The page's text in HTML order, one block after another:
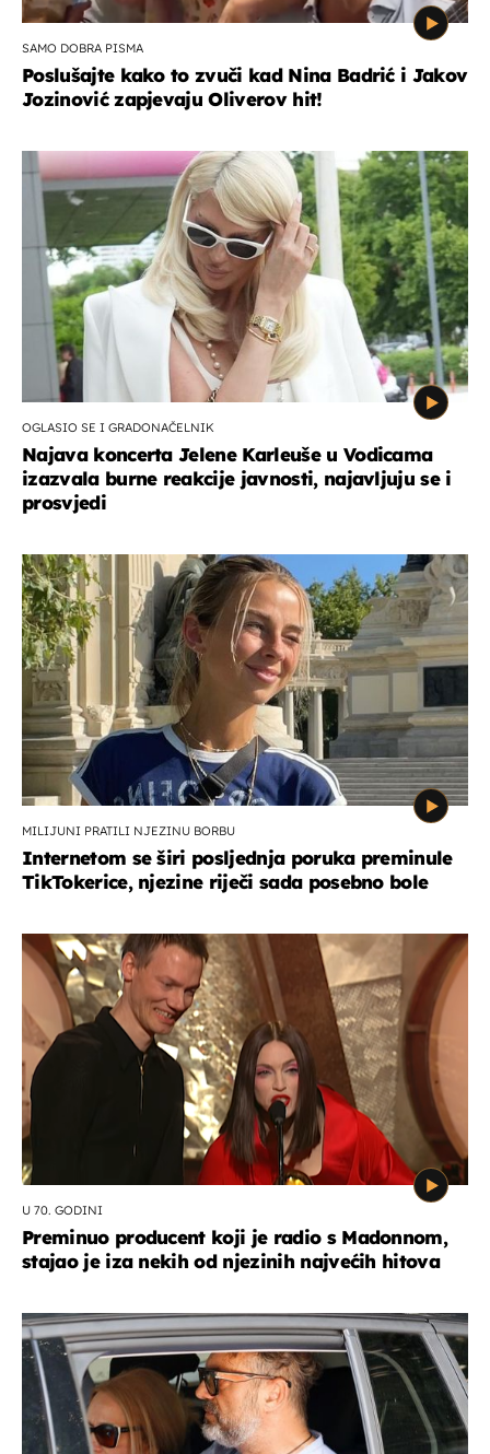
SAMO DOBRA PISMA
Poslušajte kako to zvuči kad Nina Badrić i Jakov
Jozinović zapjevaju Oliverov hit!
OGLASIO SE I GRADONAČELNIK
Najava koncerta Jelene Karleuše u Vodicama
izazvala burne reakcije javnosti, najavljuju se i
prosvjedi
MILIJUNI PRATILI NJEZINU BORBU
Internetom se širi posljednja poruka preminule
TikTokerice, njezine riječi sada posebno bole
U 70. GODINI
Preminuo producent koji je radio s Madonnom,
stajao je iza nekih od njezinih najvećih hitova